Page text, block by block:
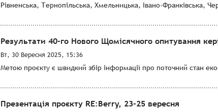
Рівненська, Тернопільська, Хмельницька, Івано-Франківська,
Результати 40-го Нового Щомісячного опитування
Вт, 30 Вересня 2025, 15:36
Метою проєкту є швидкий збір інформації про поточний стан
Презентація проєкту RE:Berry, 23-25 вересня